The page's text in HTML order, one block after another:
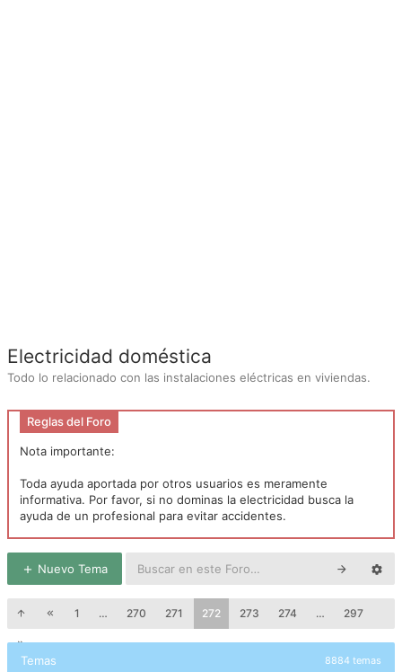
Electricidad doméstica
Todo lo relacionado con las instalaciones eléctricas en viviendas.
Reglas del Foro
Nota importante:
Toda ayuda aportada por otros usuarios es meramente
informativa. Por favor, si no dominas la electricidad busca la
ayuda de un profesional para evitar accidentes.
Nuevo Tema
1 … 270 271 272 273 274 … 297
Temas 8884 temas